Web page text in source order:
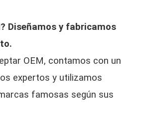
Diseñamos y fabricamos
OEM, contamos con un
expertos y utilizamos
famosas según sus